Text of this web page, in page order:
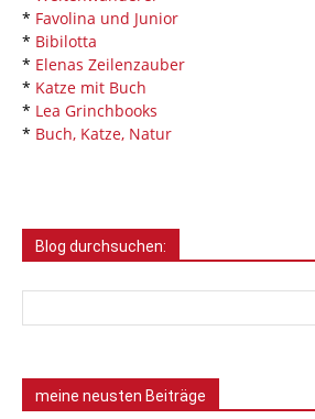
* Favolina und Junior
* Bibilotta
* Elenas Zeilenzauber
* Katze mit Buch
* Lea Grinchbooks
* Buch, Katze, Natur
Blog durchsuchen:
meine neusten Beiträge